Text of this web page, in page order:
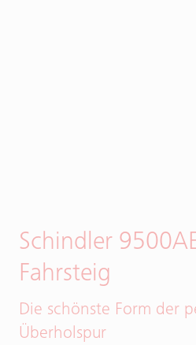
Schindler
Fahrsteig
Die schönste Form der
Überholspur